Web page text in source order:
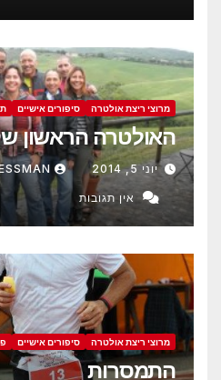
מרוצי ריצת אולטרה סיפורים אישיים
האולטרה הראשון
יוני 5, 2014
אין תגובות
מרוצי ריצת אולטרה סיפורים אישיים
התמסרות